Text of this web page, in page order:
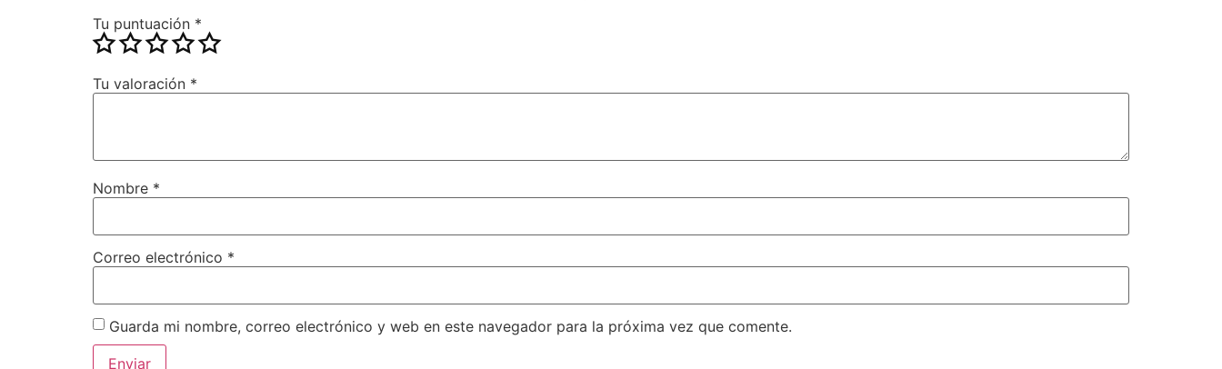
Tu puntuación *
Tu valoración *
Nombre *
Correo electrónico *
Guarda mi nombre, correo electrónico y web en este navegador para la próxima vez que comente.